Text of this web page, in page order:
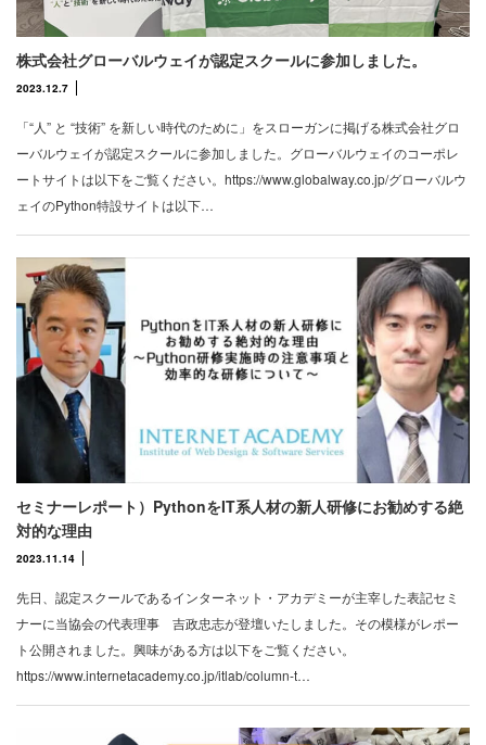
株式会社グローバルウェイが認定スクールに参加しました。
2023.12.7
「“人” と “技術” を新しい時代のために」をスローガンに掲げる株式会社グロ
ーバルウェイが認定スクールに参加しました。グローバルウェイのコーポレ
ートサイトは以下をご覧ください。https://www.globalway.co.jp/グローバルウ
ェイのPython特設サイトは以下…
セミナーレポート）PythonをIT系人材の新人研修にお勧めする絶
対的な理由
2023.11.14
先日、認定スクールであるインターネット・アカデミーが主宰した表記セミ
ナーに当協会の代表理事 吉政忠志が登壇いたしました。その模様がレポー
ト公開されました。興味がある方は以下をご覧ください。
https://www.internetacademy.co.jp/itlab/column-t…